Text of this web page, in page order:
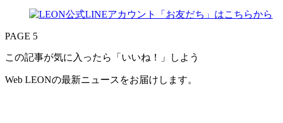
PAGE 5
この記事が気に入ったら「いいね！」しよう
Web LEONの最新ニュースをお届けします。